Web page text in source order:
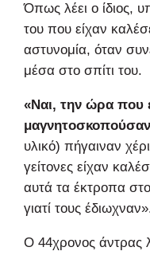
Όπως λέει ο ίδιος,
του που είχαν
αστυνομία, όταν
μέσα στο σπίτι του.
«Ναι, την ώρα που
υλικό) πήγαιναν
γείτονες είχαν
αυτά τα έκτροπα στο
γιατί τους
Ο 44χρονος άντρας